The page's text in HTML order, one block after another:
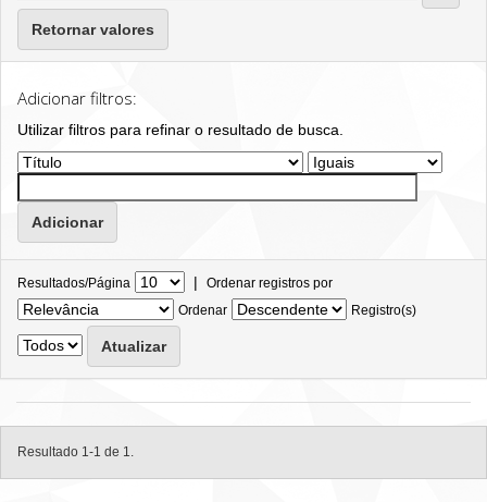
Retornar valores
Adicionar filtros:
Utilizar filtros para refinar o resultado de busca.
Resultados/Página | Ordenar registros por
Ordenar
Registro(s)
Resultado 1-1 de 1.